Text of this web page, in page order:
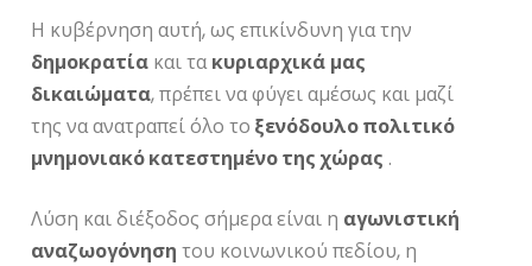
Η κυβέρνηση αυτή, ως επικίνδυνη για την
δημοκρατία και τακυριαρχικά μας
δικαιώματα, πρέπει να φύγει αμέσως και μαζί
της να ανατραπεί όλο το ξενόδουλο πολιτικό
μνημονιακό κατεστημένο της χώρας .
Λύση και διέξοδος σήμερα είναι η αγωνιστική
αναζωογόνηση του κοινωνικού πεδίου, η